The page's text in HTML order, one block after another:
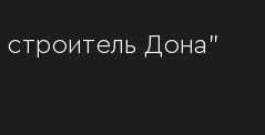
Дона”